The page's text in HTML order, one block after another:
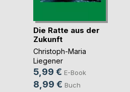
Die Ratte aus der
Zukunft
Christoph-Maria
Liegener
5,99 € E-Book
8,99 € Buch